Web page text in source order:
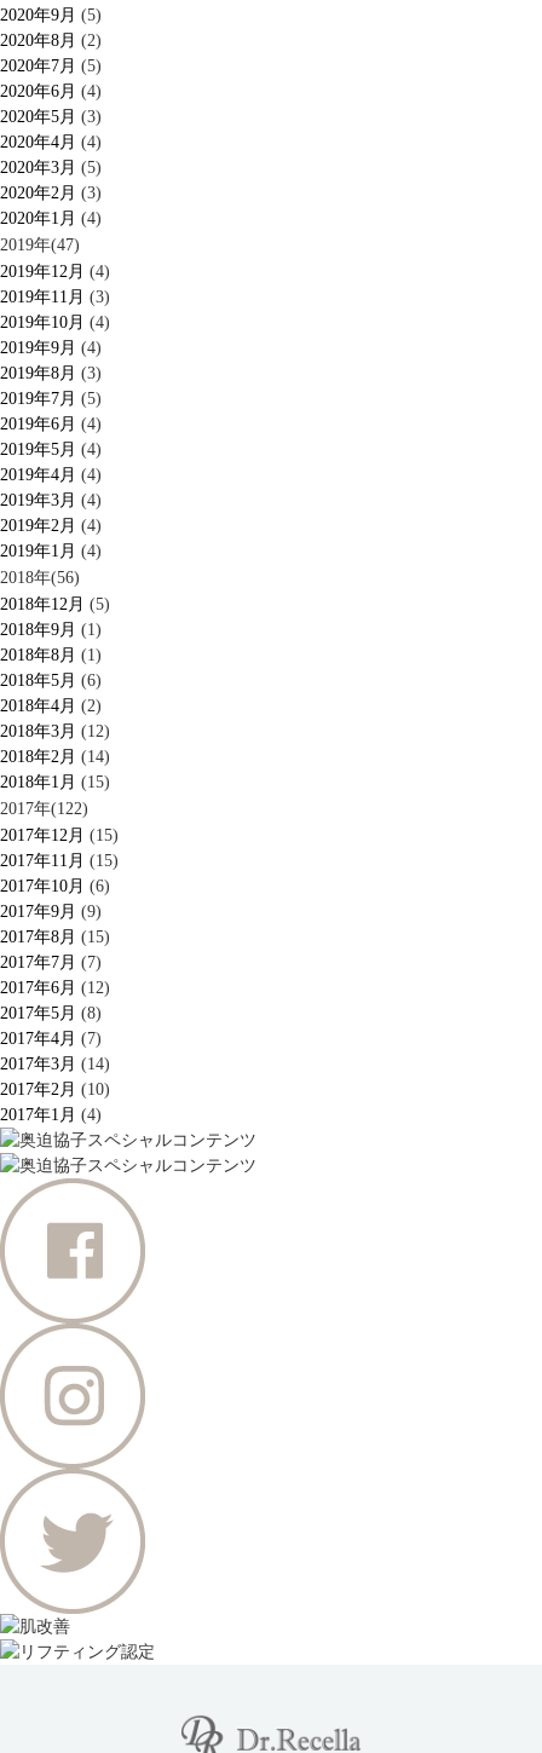
2020年9月 (5)
2020年8月 (2)
2020年7月 (5)
2020年6月 (4)
2020年5月 (3)
2020年4月 (4)
2020年3月 (5)
2020年2月 (3)
2020年1月 (4)
2019年(47)
2019年12月 (4)
2019年11月 (3)
2019年10月 (4)
2019年9月 (4)
2019年8月 (3)
2019年7月 (5)
2019年6月 (4)
2019年5月 (4)
2019年4月 (4)
2019年3月 (4)
2019年2月 (4)
2019年1月 (4)
2018年(56)
2018年12月 (5)
2018年9月 (1)
2018年8月 (1)
2018年5月 (6)
2018年4月 (2)
2018年3月 (12)
2018年2月 (14)
2018年1月 (15)
2017年(122)
2017年12月 (15)
2017年11月 (15)
2017年10月 (6)
2017年9月 (9)
2017年8月 (15)
2017年7月 (7)
2017年6月 (12)
2017年5月 (8)
2017年4月 (7)
2017年3月 (14)
2017年2月 (10)
2017年1月 (4)